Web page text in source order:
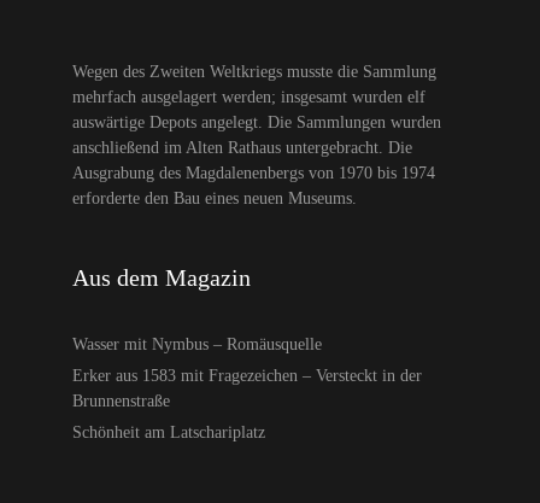
Wegen des Zweiten Weltkriegs musste die Sammlung
mehrfach ausgelagert werden; insgesamt wurden elf
auswärtige Depots angelegt. Die Sammlungen wurden
anschließend im Alten Rathaus untergebracht. Die
Ausgrabung des Magdalenenbergs von 1970 bis 1974
erforderte den Bau eines neuen Museums.
Aus dem Magazin
Wasser mit Nymbus – Romäusquelle
Erker aus 1583 mit Fragezeichen – Versteckt in der
Brunnenstraße
Schönheit am Latschariplatz